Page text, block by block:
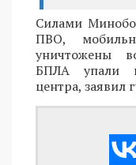
Силами
ПВО,
уничтожены
БПЛА упали
центра, заявил